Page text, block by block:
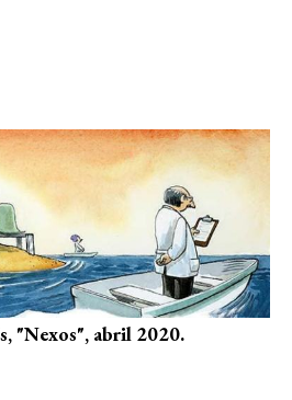
"Nexos", abril 2020.